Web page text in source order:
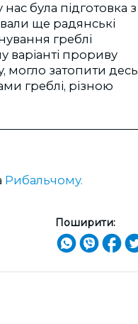
була підготовка з
ще радянські
греблі
варіанті прориву
могло затопити десь
греблі, різною
Рибальчому.
Поширити: